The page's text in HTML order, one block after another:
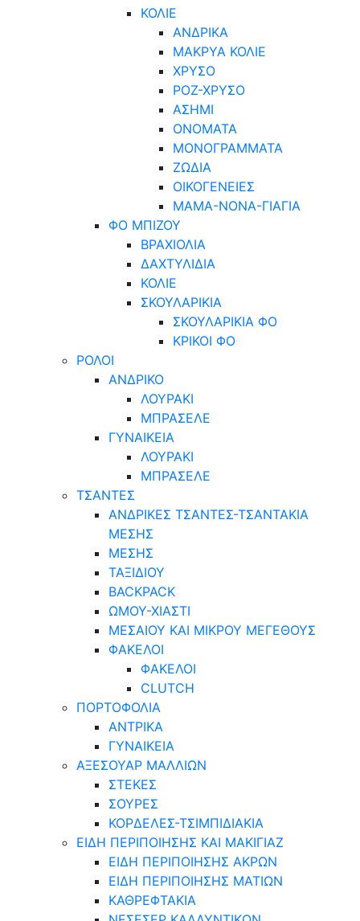
ΚΟΛΙΕ
ΑΝΔΡΙΚΑ
ΜΑΚΡΥΑ ΚΟΛΙΕ
ΧΡΥΣΟ
ΡΟΖ-ΧΡΥΣΟ
ΑΣΗΜΙ
ΟΝΟΜΑΤΑ
ΜΟΝΟΓΡΑΜΜΑΤΑ
ΖΩΔΙΑ
ΟΙΚΟΓΕΝΕΙΕΣ
ΜΑΜΑ-ΝΟΝΑ-ΓΙΑΓΙΑ
ΦΟ ΜΠΙΖΟΥ
ΒΡΑΧΙΟΛΙΑ
ΔΑΧΤΥΛΙΔΙΑ
ΚΟΛΙΕ
ΣΚΟΥΛΑΡΙΚΙΑ
ΣΚΟΥΛΑΡΙΚΙΑ ΦΟ
ΚΡΙΚΟΙ ΦΟ
ΡΟΛΟΙ
ΑΝΔΡΙΚΟ
ΛΟΥΡΑΚΙ
ΜΠΡΑΣΕΛΕ
ΓΥΝΑΙΚΕΙΑ
ΛΟΥΡΑΚΙ
ΜΠΡΑΣΕΛΕ
ΤΣΑΝΤΕΣ
ΑΝΔΡΙΚΕΣ ΤΣΑΝΤΕΣ-ΤΣΑΝΤΑΚΙΑ
ΜΕΣΗΣ
ΜΕΣΗΣ
ΤΑΞΙΔΙΟΥ
BACKPACK
ΩΜΟΥ-ΧΙΑΣΤΙ
ΜΕΣΑΙΟΥ ΚΑΙ ΜΙΚΡΟΥ ΜΕΓΕΘΟΥΣ
ΦΑΚΕΛΟΙ
ΦΑΚΕΛΟΙ
CLUTCH
ΠΟΡΤΟΦΟΛΙΑ
ΑΝΤΡΙΚΑ
ΓΥΝΑΙΚΕΙΑ
ΑΞΕΣΟΥΑΡ ΜΑΛΛΙΩΝ
ΣΤΕΚΕΣ
ΣΟΥΡΕΣ
ΚΟΡΔΕΛΕΣ-ΤΣΙΜΠΙΔΙΑΚΙΑ
ΕΙΔΗ ΠΕΡΙΠΟΙΗΣΗΣ ΚΑΙ ΜΑΚΙΓΙΑΖ
ΕΙΔΗ ΠΕΡΙΠΟΙΗΣΗΣ ΑΚΡΩΝ
ΕΙΔΗ ΠΕΡΙΠΟΙΗΣΗΣ ΜΑΤΙΩΝ
ΚΑΘΡΕΦΤΑΚΙΑ